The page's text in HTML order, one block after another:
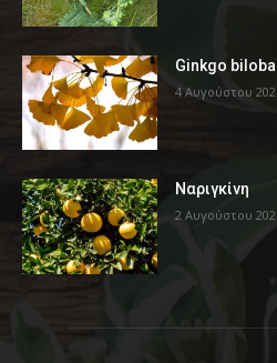
Ginkgo biloba
4 Αυγούστου
Ναριγκίνη
2 Αυγούστου